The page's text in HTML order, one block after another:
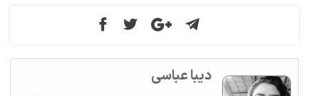
دیبا عباسی